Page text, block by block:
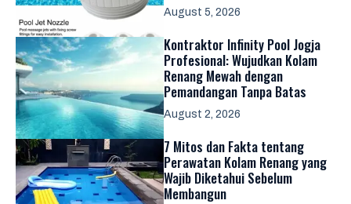
August 5, 2026
Kontraktor Infinity Pool Jogja
Profesional: Wujudkan Kolam
Renang Mewah dengan
Pemandangan Tanpa Batas
August 2, 2026
7 Mitos dan Fakta tentang
Perawatan Kolam Renang yang
Wajib Diketahui Sebelum
Membangun